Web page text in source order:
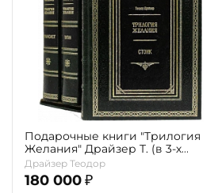
Подарочные книги "Трилогия
Желания" Драйзер Т. (в 3-х
томах)
Драйзер Теодор
180 000 ₽